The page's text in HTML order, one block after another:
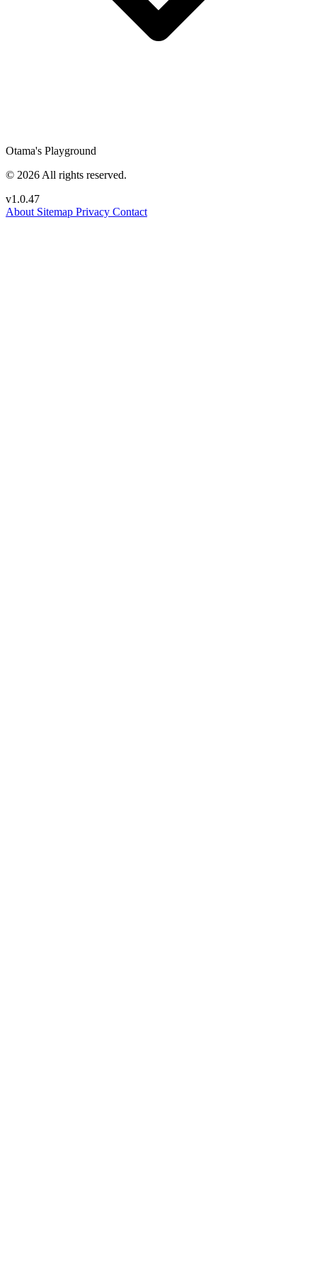
Otama's Playground
© 2026 All rights reserved.
v1.0.47
About Sitemap Privacy Contact